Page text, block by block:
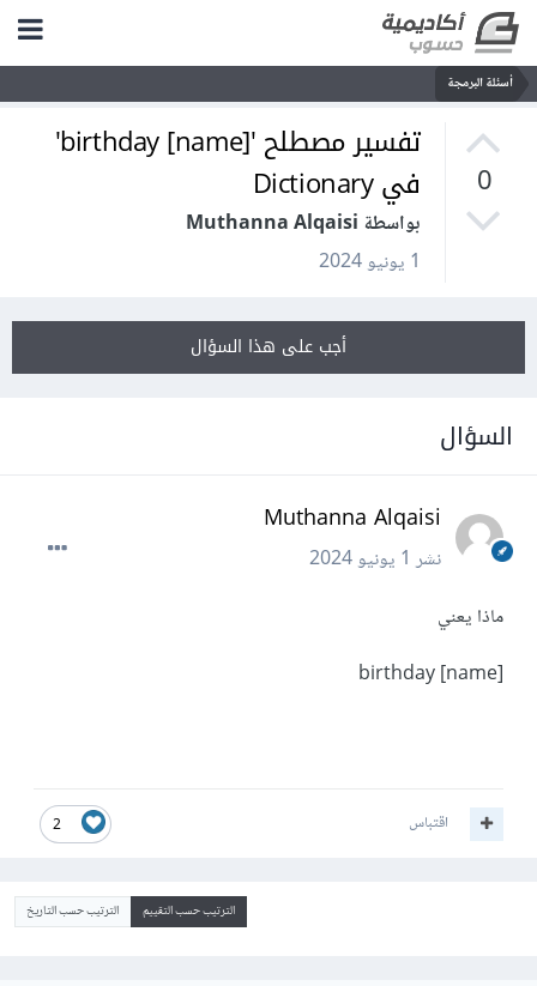
أسئلة البرمجة
0
تفسير مصطلح 'birthday [name]'
في Dictionary
بواسطة Muthanna Alqaisi
1 يونيو 2024
أجب على هذا السؤال
السؤال
Muthanna Alqaisi
نشر1 يونيو 2024
ماذا يعني
birthday [name]
2 اقتباس
الترتيب حسب التقييم الترتيب حسب التاريخ